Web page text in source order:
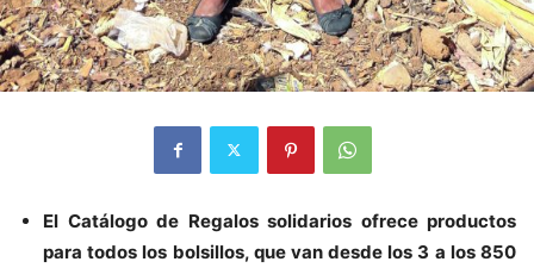
El Catálogo de Regalos solidarios ofrece productos
para todos los bolsillos, que van desde los 3 a los 850